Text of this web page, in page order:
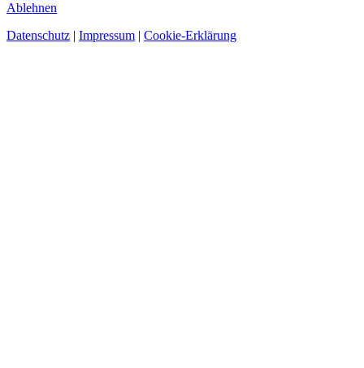
Ablehnen
Datenschutz | Impressum | Cookie-Erklärung